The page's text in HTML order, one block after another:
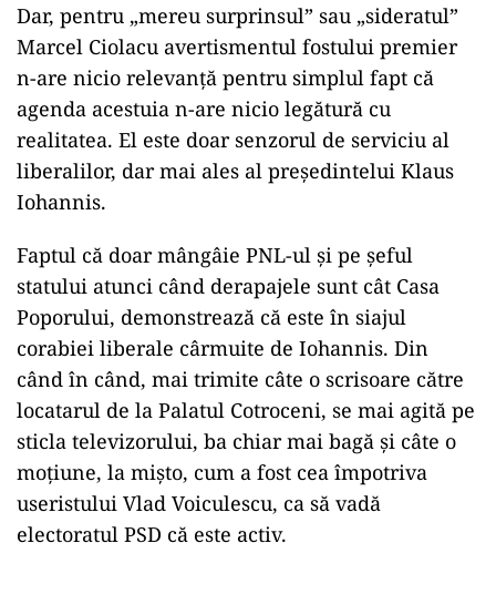
Dar, pentru „mereu surprinsul” sau „sideratul”
Marcel Ciolacu avertismentul fostului premier
n-are nicio relevanță pentru simplul fapt că
agenda acestuia n-are nicio legătură cu
realitatea. El este doar senzorul de serviciu al
liberalilor, dar mai ales al președintelui Klaus
Iohannis.
Faptul că doar mângâie PNL-ul și pe șeful
statului atunci când derapajele sunt cât Casa
Poporului, demonstrează că este în siajul
corabiei liberale cârmuite de Iohannis. Din
când în când, mai trimite câte o scrisoare către
locatarul de la Palatul Cotroceni, se mai agită pe
sticla televizorului, ba chiar mai bagă și câte o
moțiune, la mișto, cum a fost cea împotriva
useristului Vlad Voiculescu, ca să vadă
electoratul PSD că este activ.